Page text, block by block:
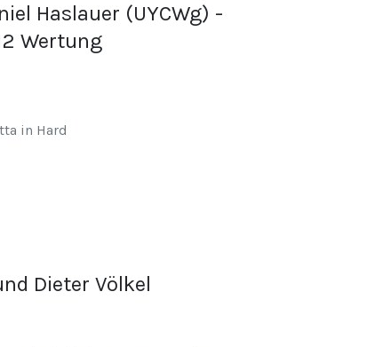
Haslauer (UYCWg) -
Wertung
in Hard
Dieter Völkel